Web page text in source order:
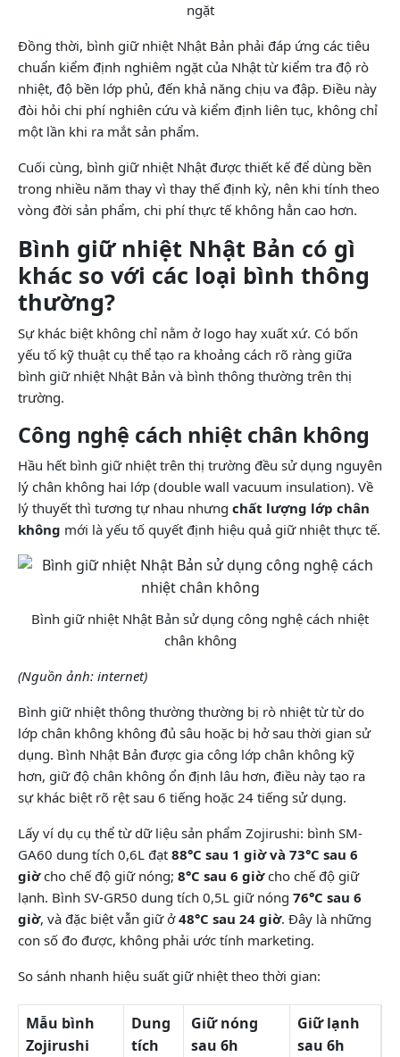
ngặt
Đồng thời, bình giữ nhiệt Nhật Bản phải đáp ứng các tiêu
chuẩn kiểm định nghiêm ngặt của Nhật từ kiểm tra độ rò
nhiệt, độ bền lớp phủ, đến khả năng chịu va đập. Điều này
đòi hỏi chi phí nghiên cứu và kiểm định liên tục, không chỉ
một lần khi ra mắt sản phẩm.
Cuối cùng, bình giữ nhiệt Nhật được thiết kế để dùng bền
trong nhiều năm thay vì thay thế định kỳ, nên khi tính theo
vòng đời sản phẩm, chi phí thực tế không hẳn cao hơn.
Bình giữ nhiệt Nhật Bản có gì
khác so với các loại bình thông
thường?
Sự khác biệt không chỉ nằm ở logo hay xuất xứ. Có bốn
yếu tố kỹ thuật cụ thể tạo ra khoảng cách rõ ràng giữa
bình giữ nhiệt Nhật Bản và bình thông thường trên thị
trường.
Công nghệ cách nhiệt chân không
Hầu hết bình giữ nhiệt trên thị trường đều sử dụng nguyên
lý chân không hai lớp (double wall vacuum insulation). Về
lý thuyết thì tương tự nhau nhưng chất lượng lớp chân
không mới là yếu tố quyết định hiệu quả giữ nhiệt thực tế.
Bình giữ nhiệt Nhật Bản sử dụng công nghệ cách nhiệt
chân không
(Nguồn ảnh: internet)
Bình giữ nhiệt thông thường thường bị rò nhiệt từ từ do
lớp chân không không đủ sâu hoặc bị hở sau thời gian sử
dụng. Bình Nhật Bản được gia công lớp chân không kỹ
hơn, giữ độ chân không ổn định lâu hơn, điều này tạo ra
sự khác biệt rõ rệt sau 6 tiếng hoặc 24 tiếng sử dụng.
Lấy ví dụ cụ thể từ dữ liệu sản phẩm Zojirushi: bình SM-
GA60 dung tích 0,6L đạt 88°C sau 1 giờ và 73°C sau 6
giờcho chế độ giữ nóng; 8°C sau 6 giờcho chế độ giữ
lạnh. Bình SV-GR50 dung tích 0,5L giữ nóng 76°C sau 6
giờ, và đặc biệt vẫn giữ ở48°C sau 24 giờ. Đây là những
con số đo được, không phải ước tính marketing.
So sánh nhanh hiệu suất giữ nhiệt theo thời gian:
Mẫu bình
Zojirushi
Dung
tích
Giữ nóng
sau 6h
Giữ lạnh
sau 6h